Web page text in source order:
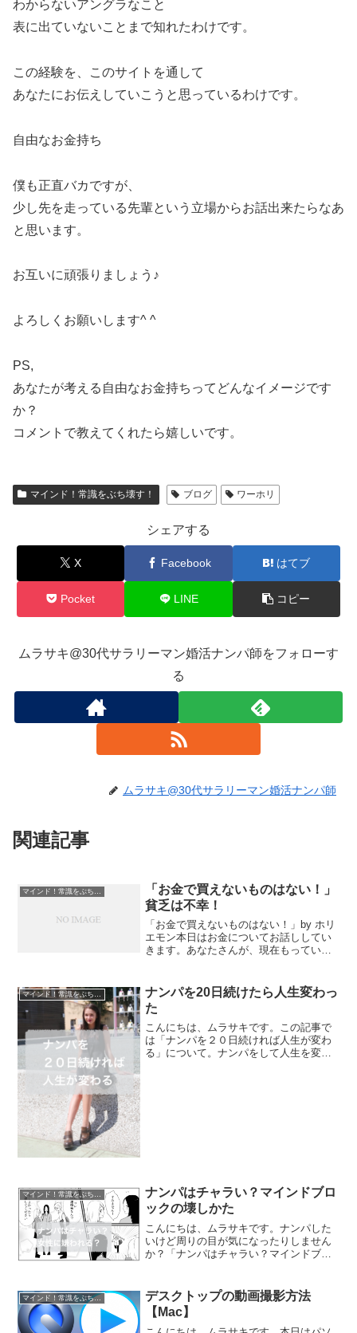
わからないアングラなこと
表に出ていないことまで知れたわけです。
この経験を、このサイトを通して
あなたにお伝えしていこうと思っているわけです。
自由なお金持ち
僕も正直バカですが、
少し先を走っている先輩という立場からお話出来たらなあ
と思います。
お互いに頑張りましょう♪
よろしくお願いします^ ^
PS,
あなたが考える自由なお金持ちってどんなイメージです
か？
コメントで教えてくれたら嬉しいです。
マインド！常識をぶち壊す！ ブログ ワーホリ
シェアする
X Facebook はてブ
Pocket LINE コピー
ムラサキ@30代サラリーマン婚活ナンパ師をフォローす
る
ムラサキ@30代サラリーマン婚活ナンパ師
関連記事
「お金で買えないものはない！」
貧乏は不幸！
「お金で買えないものはない！」by ホリ
エモン本日はお金についてお話ししてい
きます。あなたさんが、現在もっている
立な方は確認作業をしていただければと
思います。）冒頭で書...
マインド！常識をぶち壊す！
ナンパを20日続けたら人生変わっ
た
こんにちは、ムラサキです。この記事で
は「ナンパを２０日続ければ人生が変わ
る」について。ナンパをして人生を変え
マインド！常識をぶち壊す！
ナンパはチャラい？マインドブロ
ックの壊しかた
こんにちは、ムラサキです。ナンパした
いけど周りの目が気になったりしません
か？「ナンパはチャラい？マインドブロ
ャラいと思っているあなた！先日、こん
なツィートをしました。お...
マインド！常識をぶち壊す！
デスクトップの動画撮影方法
【Mac】